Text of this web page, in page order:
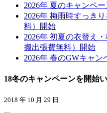
2026年 夏のキャンペ
2026年 梅雨時すっき
料）開始
2026年 初夏の衣替え
搬出張費無料）開始
2026年 春のGWキャ
18冬のキャンペーンを開始
2018 年 10 月 29 日